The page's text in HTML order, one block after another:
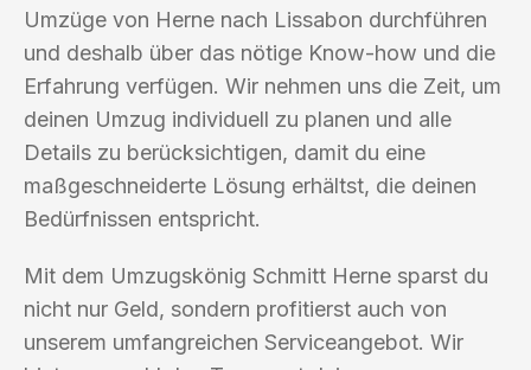
Umzüge von Herne nach Lissabon durchführen
und deshalb über das nötige Know-how und die
Erfahrung verfügen. Wir nehmen uns die Zeit, um
deinen Umzug individuell zu planen und alle
Details zu berücksichtigen, damit du eine
maßgeschneiderte Lösung erhältst, die deinen
Bedürfnissen entspricht.
Mit dem Umzugskönig Schmitt Herne sparst du
nicht nur Geld, sondern profitierst auch von
unserem umfangreichen Serviceangebot. Wir